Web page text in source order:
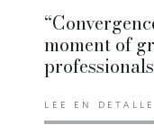
moment of
LEE EN DETALLE